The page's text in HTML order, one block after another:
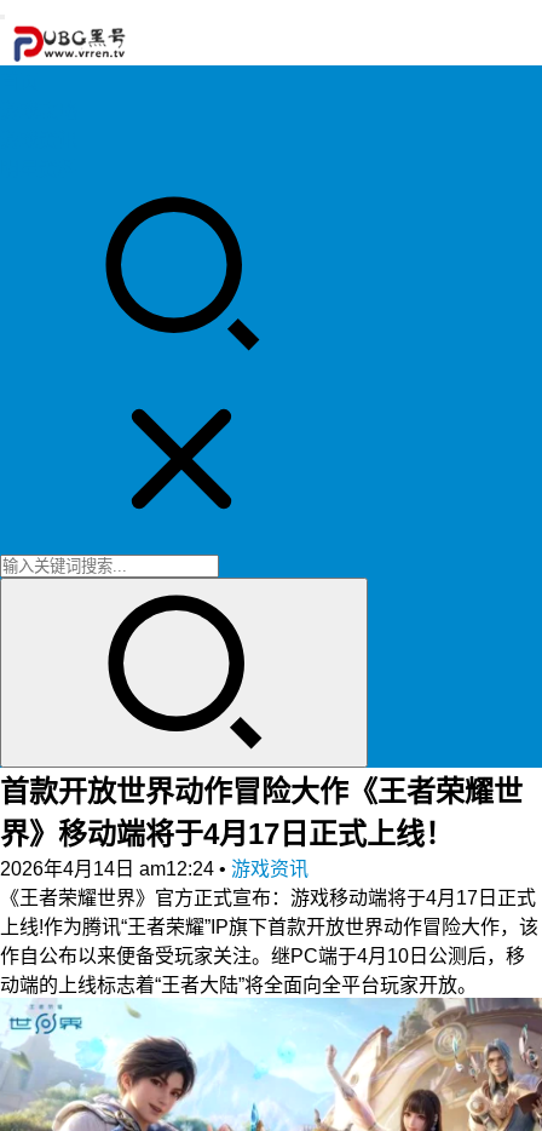
首款开放世界动作冒险大作《王者荣耀世
界》移动端将于4月17日正式上线！
2026年4月14日 am12:24 • 游戏资讯
《王者荣耀世界》官方正式宣布：游戏移动端将于4月17日正式
上线!作为腾讯“王者荣耀”IP旗下首款开放世界动作冒险大作，该
作自公布以来便备受玩家关注。继PC端于4月10日公测后，移
动端的上线标志着“王者大陆”将全面向全平台玩家开放。